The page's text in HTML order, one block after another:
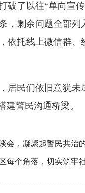
了以往“单向宣传”
，剩余问题全部
依托线上微信群
民们依旧意犹未
建警民沟通桥梁。
，凝聚起警民共治的
每个角落，切实筑牢